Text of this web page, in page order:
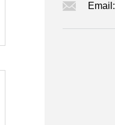
Email: